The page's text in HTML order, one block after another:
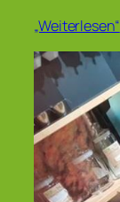
„Weiterlesen“